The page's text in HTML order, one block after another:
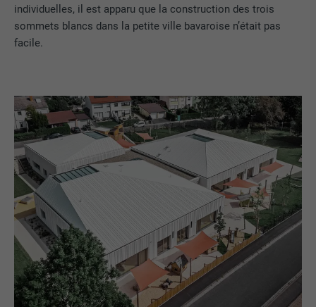
individuelles, il est apparu que la construction des trois
sommets blancs dans la petite ville bavaroise n’était pas
facile.